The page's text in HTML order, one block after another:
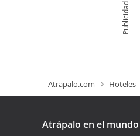
Publicidad
Atrapalo.com Hoteles
Atrápalo en el mundo